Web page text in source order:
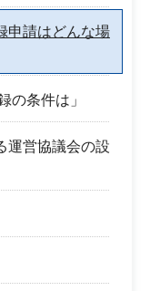
申請はどんな場
の条件は」
運営協議会の設